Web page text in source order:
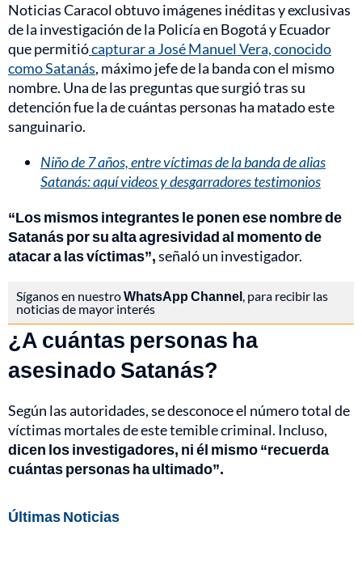
Noticias Caracol obtuvo imágenes inéditas y exclusivas
de la investigación de la Policía en Bogotá y Ecuador
que permitiócapturar a José Manuel Vera, conocido
como Satanás, máximo jefe de la banda con el mismo
nombre. Una de las preguntas que surgió tras su
detención fue la de cuántas personas ha matado este
sanguinario.
Niño de 7 años, entre víctimas de la banda de alias
Satanás: aquí videos y desgarradores testimonios
“Los mismos integrantes le ponen ese nombre de
Satanás por su alta agresividad al momento de
atacar a las víctimas”,señaló un investigador.
Síganos en nuestroWhatsApp Channel, para recibir las
noticias de mayor interés
¿A cuántas personas ha
asesinado Satanás?
Según las autoridades, se desconoce el número total de
víctimas mortales de este temible criminal. Incluso,
dicen los investigadores, ni él mismo “recuerda
cuántas personas ha ultimado”.
Últimas Noticias